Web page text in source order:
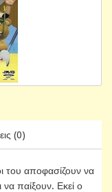
(0)
του αποφασίζουν να
παίξουν. Εκεί ο